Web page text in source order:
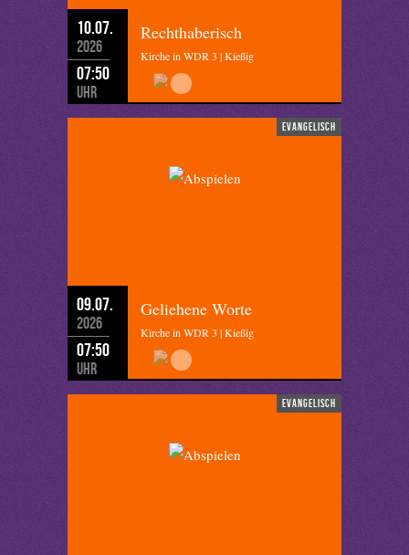
10.07.
2026
07:50
Uhr
Rechthaberisch
Kirche in WDR 3 | Kießig
evangelisch
09.07.
2026
07:50
Uhr
Geliehene Worte
Kirche in WDR 3 | Kießig
evangelisch